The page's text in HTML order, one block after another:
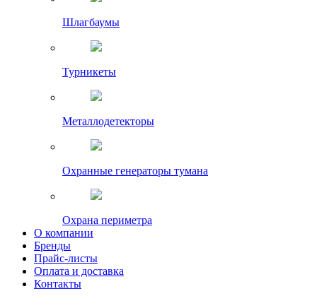
Шлагбаумы
Турникеты
Металлодетекторы
Охранные генераторы тумана
Охрана периметра
О компании
Бренды
Прайс-листы
Оплата и доставка
Контакты